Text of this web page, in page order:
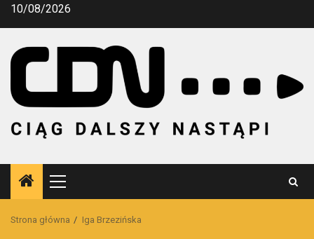
Przejdź
10/08/2026
Menu
główne
Strona główna Iga Brzezińska